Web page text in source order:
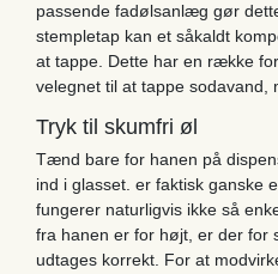
passende fadølsanlæg gør
stempletap kan et såkaldt
at tappe. Dette har en række
velegnet til at tappe sodavand,
Tryk til skumfri øl
Tænd bare for hanen på
ind i glasset. er faktisk ganske
fungerer naturligvis ikke så
fra hanen er for højt, er der for
udtages korrekt. For at